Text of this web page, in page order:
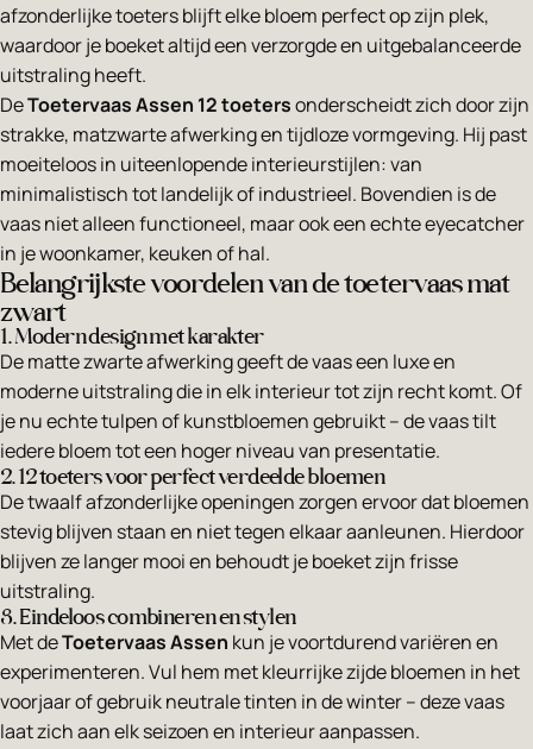
afzonderlijke toeters blijft elke bloem perfect op zijn plek,
waardoor je boeket altijd een verzorgde en uitgebalanceerde
uitstraling heeft.
DeToetervaas Assen 12 toetersonderscheidt zich door zijn
strakke, matzwarte afwerking en tijdloze vormgeving. Hij past
moeiteloos in uiteenlopende interieurstijlen: van
minimalistisch tot landelijk of industrieel. Bovendien is de
vaas niet alleen functioneel, maar ook een echte eyecatcher
in je woonkamer, keuken of hal.
Belangrijkste voordelen van de toetervaas mat
zwart
1. Modern design met karakter
De matte zwarte afwerking geeft de vaas een luxe en
moderne uitstraling die in elk interieur tot zijn recht komt. Of
je nu echte tulpen of kunstbloemen gebruikt – de vaas tilt
iedere bloem tot een hoger niveau van presentatie.
2. 12 toeters voor perfect verdeelde bloemen
De twaalf afzonderlijke openingen zorgen ervoor dat bloemen
stevig blijven staan en niet tegen elkaar aanleunen. Hierdoor
blijven ze langer mooi en behoudt je boeket zijn frisse
uitstraling.
3. Eindeloos combineren en stylen
Met deToetervaas Assen kun je voortdurend variëren en
experimenteren. Vul hem met kleurrijke zijde bloemen in het
voorjaar of gebruik neutrale tinten in de winter – deze vaas
laat zich aan elk seizoen en interieur aanpassen.